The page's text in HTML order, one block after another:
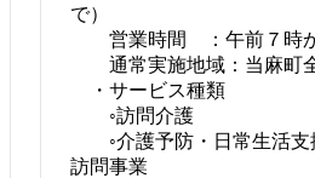
で）
営業時間 ：午前７時か
通常実施地域：当麻町
・サービス種類
◦訪問介護
◦介護予防・日常生活支
訪問事業